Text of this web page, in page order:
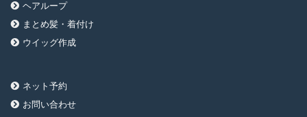
ヘアループ
まとめ髪・着付け
ウイッグ作成
ネット予約
お問い合わせ